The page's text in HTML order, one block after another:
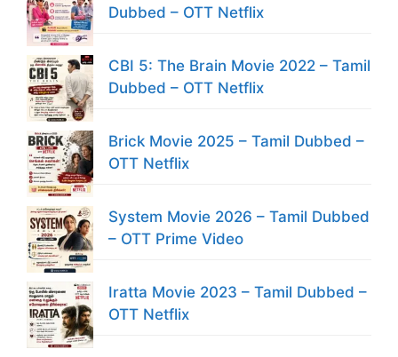
Dubbed – OTT Netflix
CBI 5: The Brain Movie 2022 – Tamil
Dubbed – OTT Netflix
Brick Movie 2025 – Tamil Dubbed –
OTT Netflix
System Movie 2026 – Tamil Dubbed
– OTT Prime Video
Iratta Movie 2023 – Tamil Dubbed –
OTT Netflix